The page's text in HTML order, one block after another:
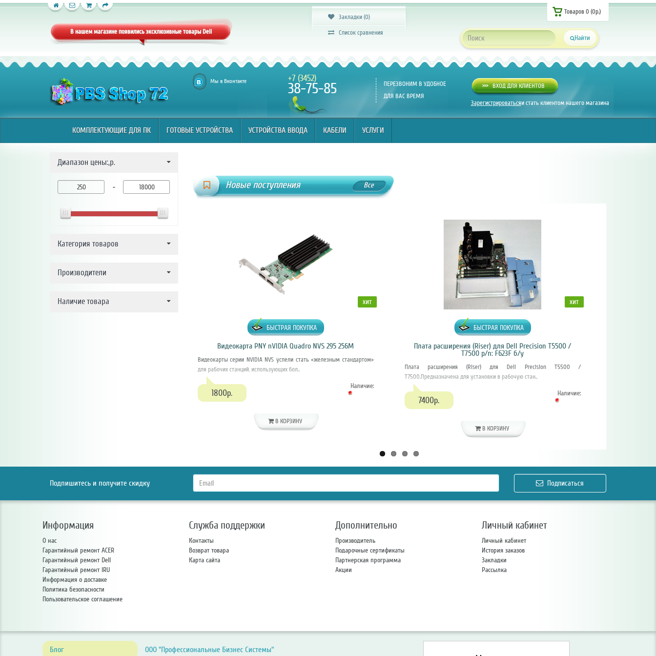
КОМПЛЕКТУЮЩИЕ ДЛЯ ПК КАБЕЛИ УСЛУГИ Товаров 0 (0р.)
В нашем магазине появились эксклюзивные товары Dell
Найти
Закладки (0)
Список сравнения
Мы в Вконтакте +7 (3452)
38-75-85
ПЕРЕЗВОНИМ В УДОБНОЕ
ДЛЯ ВАС ВРЕМЯ
>>> ВХОД ДЛЯ КЛИЕНТОВ
Зарегистрироватьсяи стать клиентом нашего магазина
КОМПЛЕКТУЮЩИЕ ДЛЯ ПК ГОТОВЫЕ УСТРОЙСТВА УСТРОЙСТВА ВВОДА КАБЕЛИ УСЛУГИ
Диапазон цены:,р.
-
Категория товаров
Производители
Наличие товара
Новые поступления Все
хит
БЫСТРАЯ ПОКУПКА
Видеокарта PNY nVIDIA Quadro NVS 295 256M
Видеокарты серии NVIDIA NVS успели стать «железным стандартом»
для рабочих станций, использующих бол..
1800р.
Наличие:
В КОРЗИНУ
хит
БЫСТРАЯ ПОКУПКА
Плата расширения (Riser) для Dell Precision T5500 /
T7500 p/n: F623F б/у
Плата расширения (Riser) для Dell Precision T5500 /
T7500.Предназначена для установки в рабочую стан..
7400р.
Наличие:
В КОРЗИНУ
Подпишитесь и получите скидку Подписаться
Информация
О нас
Гарантийный ремонт ACER
Гарантийный ремонт Dell
Гарантийный ремонт IRU
Информация о доставке
Политика безопасности
Пользовательское соглашение
Служба поддержки
Контакты
Возврат товара
Карта сайта
Дополнительно
Производитель
Подарочные сертификаты
Партнерская программа
Акции
Личный кабинет
Личный кабинет
История заказов
Закладки
Рассылка
Блог ООО "Профессиональные Бизнес Системы"